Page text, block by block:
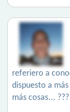
referiero a
dispuesto a
más cosas...